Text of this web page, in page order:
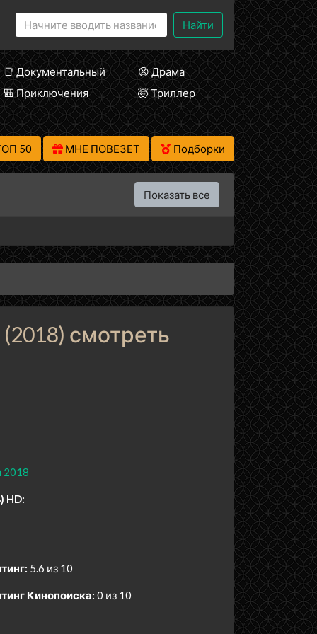
Найти
📑 Документальный
😫 Драма
🎒 Приключения
🤯 Триллер
50 МНЕ ПОВЕЗЕТ Подборки
Показать все
смотреть
HD:
5.6 из 10
Кинопоиска: 0 из 10